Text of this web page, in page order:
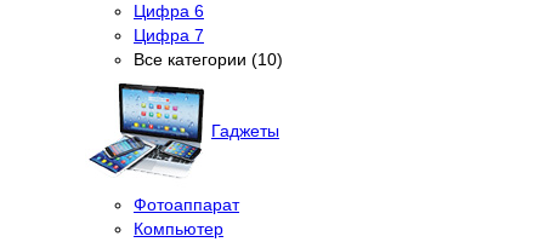
Цифра 6
Цифра 7
Все категории (10)
Гаджеты
Фотоаппарат
Компьютер